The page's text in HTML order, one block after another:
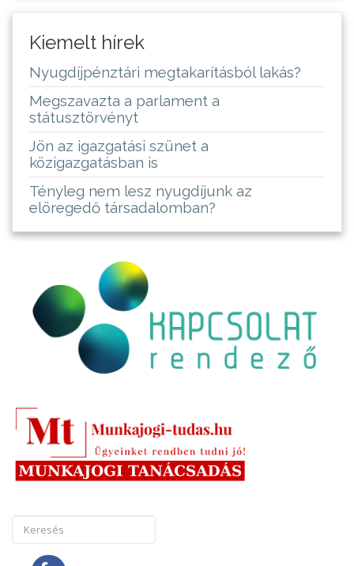
Kiemelt hírek
Nyugdíjpénztári megtakarításból lakás?
Megszavazta a parlament a
státusztörvényt
Jön az igazgatási szünet a
közigazgatásban is
Tényleg nem lesz nyugdíjunk az
elöregedő társadalomban?